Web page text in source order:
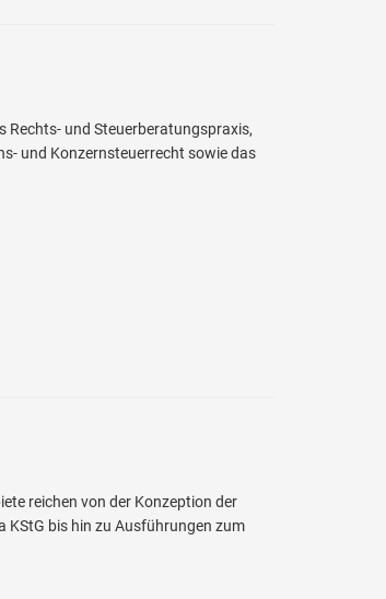
Rechts- und Steuerberatungspraxis,
und Konzernsteuerrecht sowie das
reichen von der Konzeption der
KStG bis hin zu Ausführungen zum